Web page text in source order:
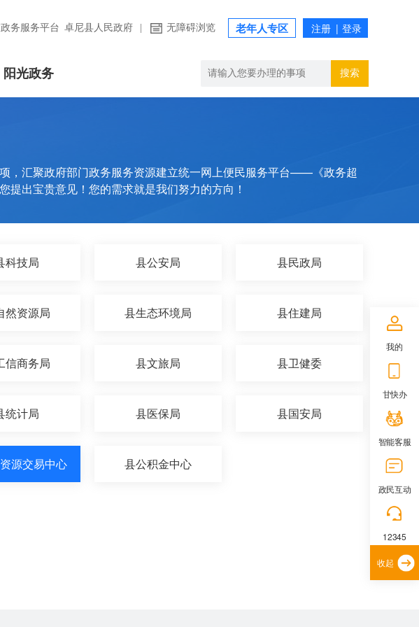
政务服务平台 卓尼县人民政府 无障碍浏览 老年人专区
阳光政务 搜索
，汇聚政府部门政务服务资源建立统一网上便民服务平台——《政务超
出宝贵意见！您的需求就是我们努力的方向！
科技局 县公安局 县民政局
然资源局 县生态环境局 县住建局
信商务局 县文旅局 县卫健委
统计局 县医保局 县国安局
源交易中心 县公积金中心
我的
甘快办
智能客服
政民互动
12345
收起